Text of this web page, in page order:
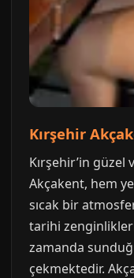
Kırşehir
Kırşehir’in
Akçakent, hem
sıcak bir
tarihi
zamanda
çekmektedir.